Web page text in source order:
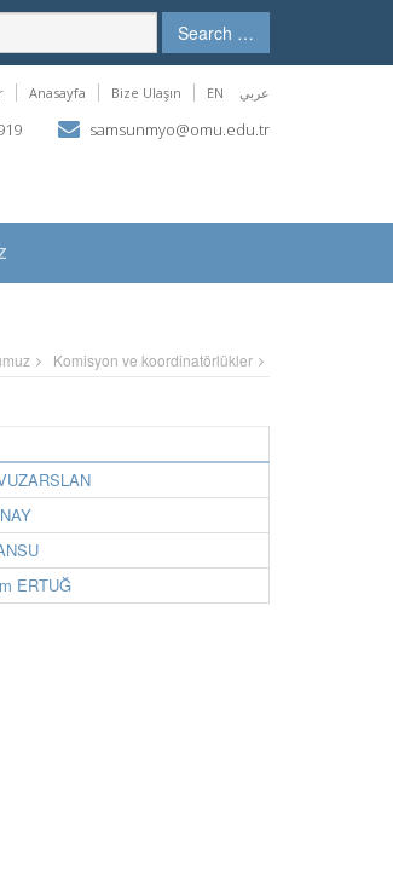
Search …
Anasayfa Bize Ulaşın EN عربي
samsunmyo@omu.edu.tr
Komisyon ve koordinatörlükler
ERTUĞ